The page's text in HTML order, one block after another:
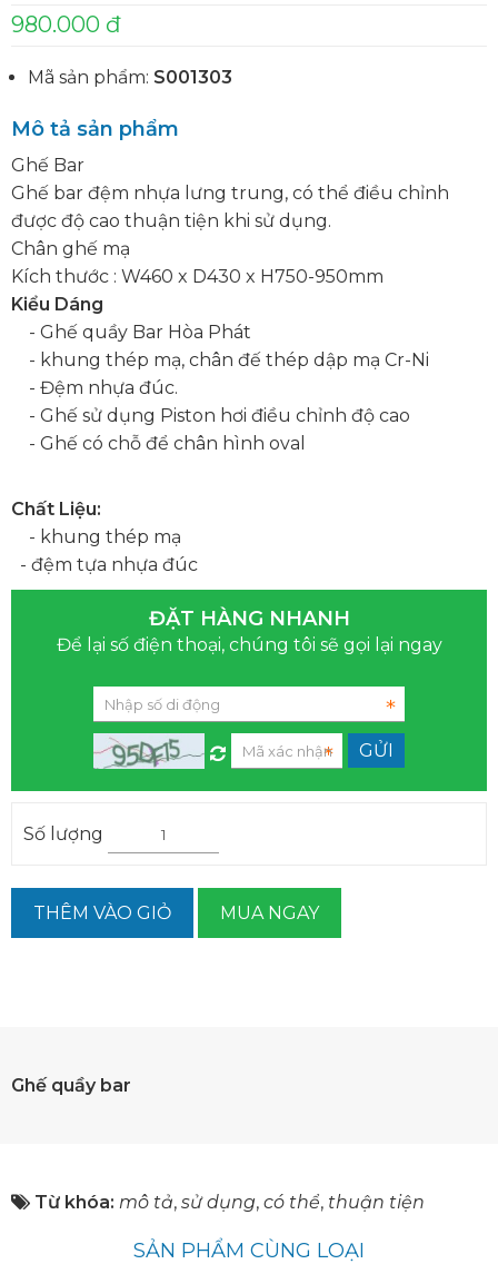
980.000 đ
Mã sản phẩm: S001303
Mô tả sản phẩm
Ghế Bar
Ghế bar đệm nhựa lưng trung, có thể điều chỉnh
được độ cao thuận tiện khi sử dụng.
Chân ghế mạ
Kích thước : W460 x D430 x H750-950mm
Kiểu Dáng
- Ghế quầy Bar Hòa Phát
- khung thép mạ, chân đế thép dập mạ Cr-Ni
- Đệm nhựa đúc.
- Ghế sử dụng Piston hơi điều chỉnh độ cao
- Ghế có chỗ để chân hình oval
Chất Liệu:
- khung thép mạ
- đệm tựa nhựa đúc
ĐẶT HÀNG NHANH
Để lại số điện thoại, chúng tôi sẽ gọi lại ngay
Số lượng
THÊM VÀO GIỎ MUA NGAY
Ghế quầy bar
Từ khóa: mô tả, sử dụng, có thể, thuận tiện
SẢN PHẨM CÙNG LOẠI